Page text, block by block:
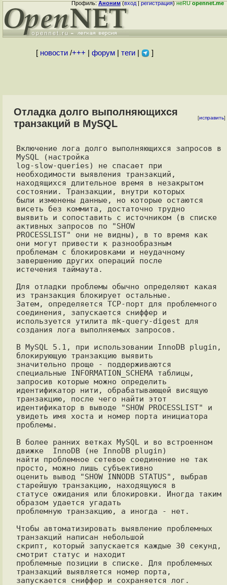
Профиль:Аноним(вход|регистрация)неRUopennet.me
[ новости/+++ форум| теги| ]
Отладка долго выполняющихся
транзакций в MySQL
[исправить]
Включение лога долго выполняющихся запросов в
MySQL (настройка
log-slow-queries) не спасает при
необходимости выявления транзакций,
находящихся длительное время в незакрытом
состоянии. Транзакции, внутри которых
были изменены данные, но которые остаются
висеть без коммита, достаточно трудно
выявить и сопоставить с источником (в списке
активных запросов по "SHOW
PROCESSLIST" они не видны), в то время как
они могут привести к разнообразным
проблемам с блокировками и неудачному
завершению других операций после
истечения таймаута.
Для отладки проблемы обычно определяют какая
из транзакция блокирует остальные.
Затем, определяется TCP-порт для проблемного
соединения, запускается сниффер и
используется утилита mk-query-digest для
создания лога выполняемых запросов.
В MySQL 5.1, при использовании InnoDB plugin,
блокирующую транзакцию выявить
значительно проще - поддерживаются
специальные INFORMATION_SCHEMA таблицы,
запросив которые можно определить
идентификатор нити, обрабатывающей висящую
транзакцию, после чего найти этот
идентификатор в выводе "SHOW PROCESSLIST" и
увидеть имя хоста и номер порта инициатора
проблемы.
В более ранних ветках MySQL и во встроенном
движке  InnoDB (не InnoDB plugin)
найти проблемное сетевое соединение не так
просто, можно лишь субъективно
оценить вывод "SHOW INNODB STATUS", выбрав
старейшую транзакцию, находящуюся в
статусе ожидания или блокировки. Иногда таким
образом удается угадать
проблемную транзакцию, а иногда - нет.
Чтобы автоматизировать выявление проблемных
транзакций написан небольшой
скрипт, который запускается каждые 30 секунд,
смотрит статус и находит
проблемные позиции в списке. Для проблемных
транзакций выявляется номер порта,
запускается сниффер и сохраняется лог.